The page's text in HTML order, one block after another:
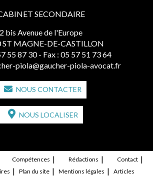
SECONDAIRE
2 bis Avenue de l'Europe
ST MAGNE-DE-CASTILLON
55 87 30 - Fax : 05 57 51 73 64
piola@gaucher-piola-avocat.fr
NOUS CONTACTER
NOUS LOCALISER
Compétences Rédactions
Contact
Plan du site Mentions légales Articles